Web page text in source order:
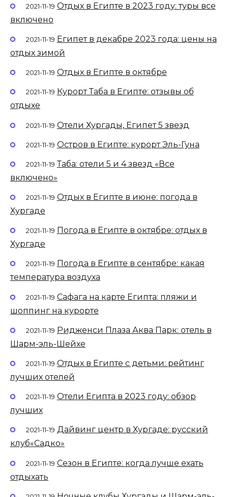
2021-11-19 Отдых в Египте в 2023 году: туры все
включено
2021-11-19 Египет в декабре 2023 года: цены на
отдых зимой
2021-11-19 Отдых в Египте в октябре
2021-11-19 Курорт Таба в Египте: отзывы об
отдыхе
2021-11-19 Отели Хургады, Египет 5 звезд
2021-11-19 Остров в Египте: курорт Эль-Гуна
2021-11-19 Таба: отели 5 и 4 звезд «Все
включено»
2021-11-19 Отдых в Египте в июне: погода в
Хургаде
2021-11-19 Погода в Египте в октябре: отдых в
Хургаде
2021-11-19 Погода в Египте в сентябре: какая
температура воздуха
2021-11-19 Сафага на карте Египта: пляжи и
шоппинг на курорте
2021-11-19 Ридженси Плаза Аква Парк: отель в
Шарм-эль-Шейхе
2021-11-19 Отдых в Египте с детьми: рейтинг
лучших отелей
2021-11-19 Отели Египта в 2023 году: обзор
лучших
2021-11-19 Дайвинг центр в Хургаде: русский
клуб«Садко»
2021-11-19 Сезон в Египте: когда лучше ехать
отдыхать